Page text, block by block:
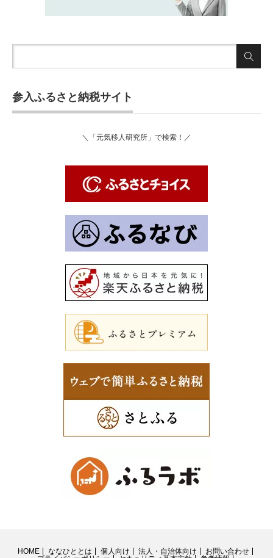
参入ふるさと納税サイト
＼「元気移人研究所」で検索！／
HOME ななひととは 個人向け 法人・自治体向け
お問い合わせ